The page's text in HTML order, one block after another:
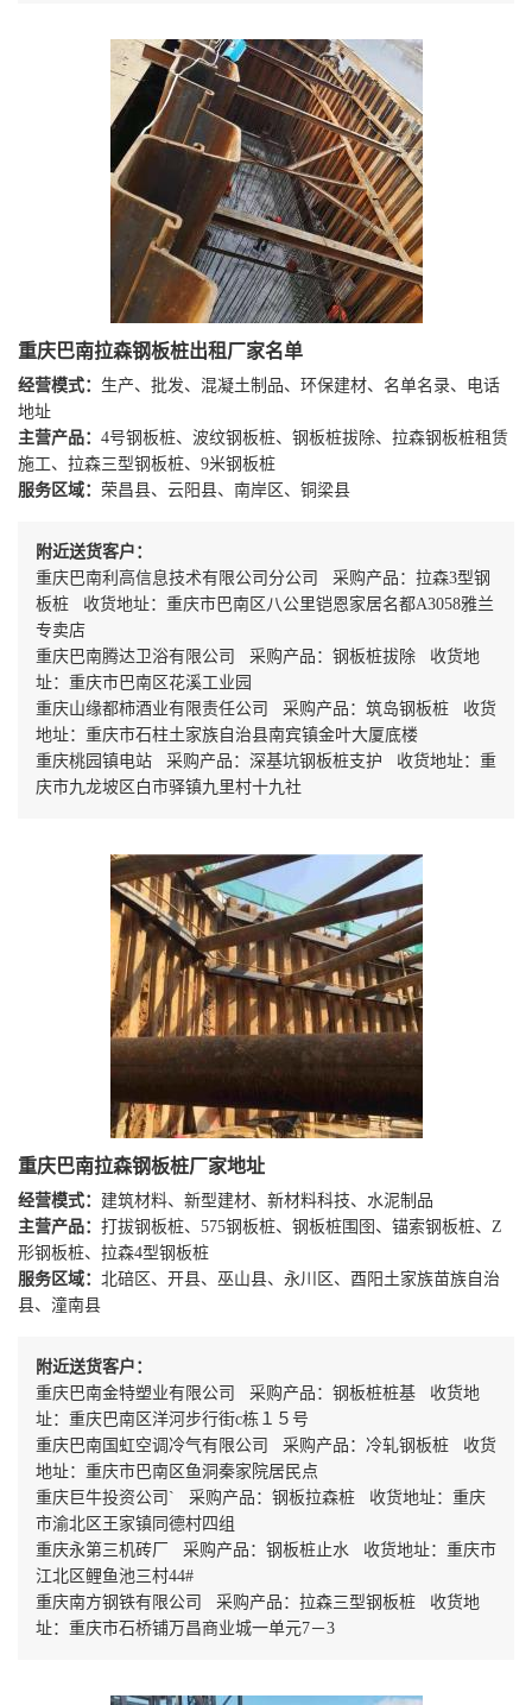
重庆巴南拉森钢板桩出租厂家名单
经营模式： 生产、批发、混凝土制品、环保建材、名单名录、电话
地址
主营产品： 4号钢板桩、波纹钢板桩、钢板桩拔除、拉森钢板桩租赁
施工、拉森三型钢板桩、9米钢板桩
服务区域： 荣昌县、云阳县、南岸区、铜梁县
附近送货客户：
重庆巴南利高信息技术有限公司分公司 采购产品：拉森3型钢
板桩 收货地址：重庆市巴南区八公里铠恩家居名都A3058雅兰
专卖店
重庆巴南腾达卫浴有限公司 采购产品：钢板桩拔除 收货地
址：重庆市巴南区花溪工业园
重庆山缘都柿酒业有限责任公司 采购产品：筑岛钢板桩 收货
地址：重庆市石柱土家族自治县南宾镇金叶大厦底楼
重庆桃园镇电站 采购产品：深基坑钢板桩支护 收货地址：重
庆市九龙坡区白市驿镇九里村十九社
重庆巴南拉森钢板桩厂家地址
经营模式： 建筑材料、新型建材、新材料科技、水泥制品
主营产品： 打拔钢板桩、575钢板桩、钢板桩围囹、锚索钢板桩、Z
形钢板桩、拉森4型钢板桩
服务区域： 北碚区、开县、巫山县、永川区、酉阳土家族苗族自治
县、潼南县
附近送货客户：
重庆巴南金特塑业有限公司 采购产品：钢板桩桩基 收货地
址：重庆巴南区洋河步行街c栋１５号
重庆巴南国虹空调冷气有限公司 采购产品：冷轧钢板桩 收货
地址：重庆市巴南区鱼洞秦家院居民点
重庆巨牛投资公司` 采购产品：钢板拉森桩 收货地址：重庆
市渝北区王家镇同德村四组
重庆永第三机砖厂 采购产品：钢板桩止水 收货地址：重庆市
江北区鲤鱼池三村44#
重庆南方钢铁有限公司 采购产品：拉森三型钢板桩 收货地
址：重庆市石桥铺万昌商业城一单元7－3